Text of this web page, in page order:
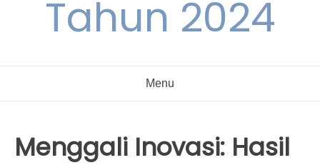
Tahun 2024
Menu
Menggali Inovasi: Hasil